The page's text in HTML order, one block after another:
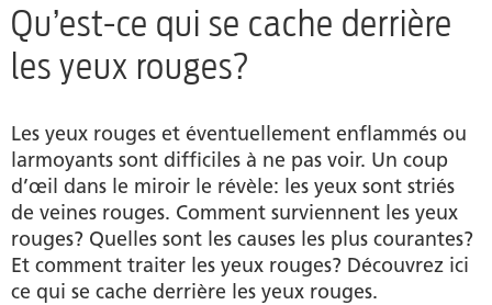
Qu’est-ce qui se cache derrière
les yeux rouges?
Les yeux rouges et éventuellement enflammés ou
larmoyants sont difficiles à ne pas voir. Un coup
d’œil dans le miroir le révèle: les yeux sont striés
de veines rouges. Comment surviennent les yeux
rouges? Quelles sont les causes les plus courantes?
Et comment traiter les yeux rouges? Découvrez ici
ce qui se cache derrière les yeux rouges.